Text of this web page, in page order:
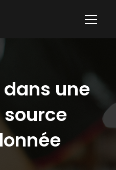
une